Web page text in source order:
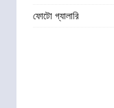
ফোটো গ্যালারি